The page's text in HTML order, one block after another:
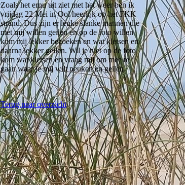
Zoals het ernu uit ziet met het weer ben ik
vrijdag 22 Mei in Ool heerlijk op het FKK
strand. Dus zijn er leuke slanke mannen die
met mij willen geilen en op de foto willen
kom mij lekker bezoeken en wat kletsen en
daarna lekker geilen. Wil je niet op de foto
kom wat kletsen en vraag mij om mee te
gaan waar je mij wilt neuken en geilen.
Terug naar overzicht